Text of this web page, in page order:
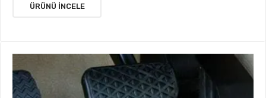
ÜRÜNÜ İNCELE